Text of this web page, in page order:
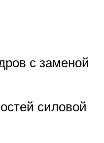
с заменой
силовой